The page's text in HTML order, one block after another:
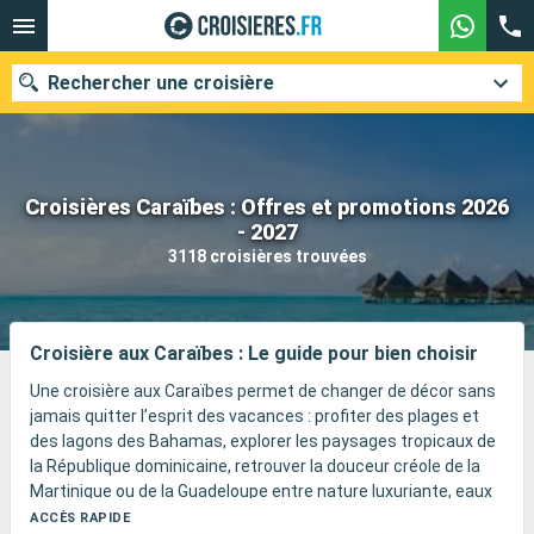
Croisières Caraïbes : Offres et promotions 2026
- 2027
3118 croisières trouvées
Rechercher une croisière
Nos destinations
Ports Compagnies
Rechercher
Croisière aux Caraïbes : Le guide pour bien choisir
Une croisière aux Caraïbes permet de changer de décor sans
jamais quitter l’esprit des vacances : profiter des plages et
des lagons des Bahamas, explorer les paysages tropicaux de
la République dominicaine, retrouver la douceur créole de la
Martinique ou de la Guadeloupe entre nature luxuriante, eaux
chaudes et déjeuners face à la mer, découvrir la Riviera Maya
ACCÈS RAPIDE